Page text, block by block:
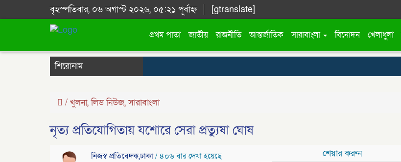
বৃহস্পতিবার, ০৬ অগাস্ট ২০২৬, ০৫:২১ পূর্বাহ্ন [gtranslate]
প্রথম পাতা জাতীয় রাজনীতি আন্তর্জাতিক সারাবাংলা বিনোদন খেলাধুলা
শিরোনাম
/ খুলনা,লিড নিউজ,সারাবাংলা
নৃত্য প্রতিযোগিতায় যশোরে সেরা প্রত্যুষা ঘোষ
নিজস্ব প্রতিবেদক,ঢাকা/ ৪০৬ বার দেখা হয়েছে শেয়ার করুন